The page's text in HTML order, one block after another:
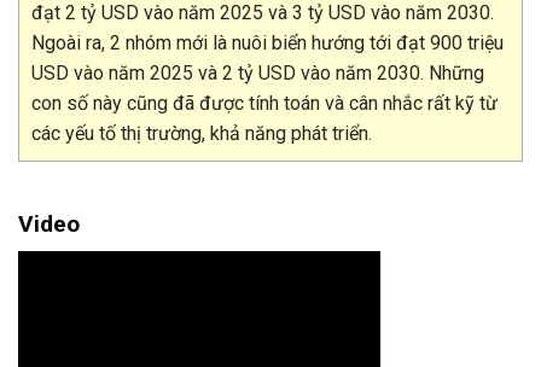
đạt 2 tỷ USD vào năm 2025 và 3 tỷ USD vào năm 2030.
Ngoài ra, 2 nhóm mới là nuôi biển hướng tới đạt 900 triệu
USD vào năm 2025 và 2 tỷ USD vào năm 2030. Những
con số này cũng đã được tính toán và cân nhắc rất kỹ từ
các yếu tố thị trường, khả năng phát triển.
Video